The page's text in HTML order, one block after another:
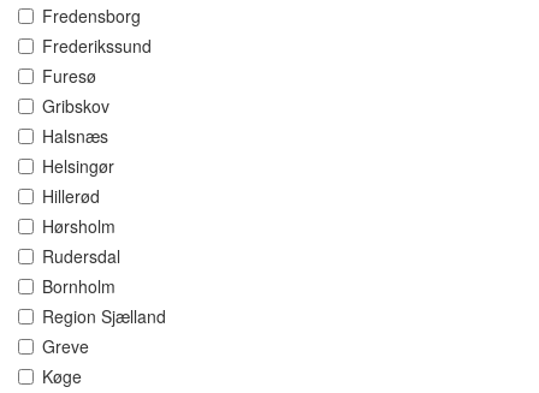
Fredensborg
Frederikssund
Furesø
Gribskov
Halsnæs
Helsingør
Hillerød
Hørsholm
Rudersdal
Bornholm
Region Sjælland
Greve
Køge